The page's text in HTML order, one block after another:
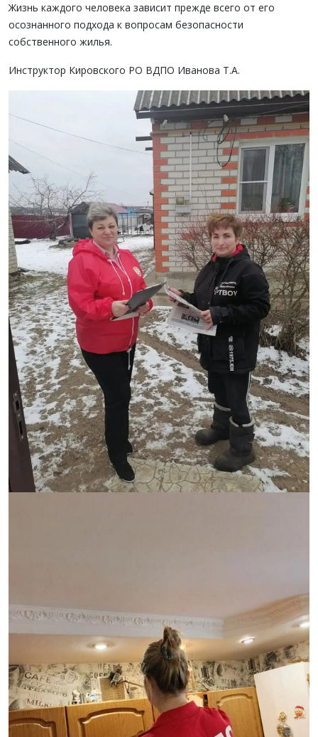
Жизнь каждого человека зависит прежде всего от его
осознанного подхода к вопросам безопасности
собственного жилья.
Инструктор Кировского РО ВДПО Иванова Т.А.